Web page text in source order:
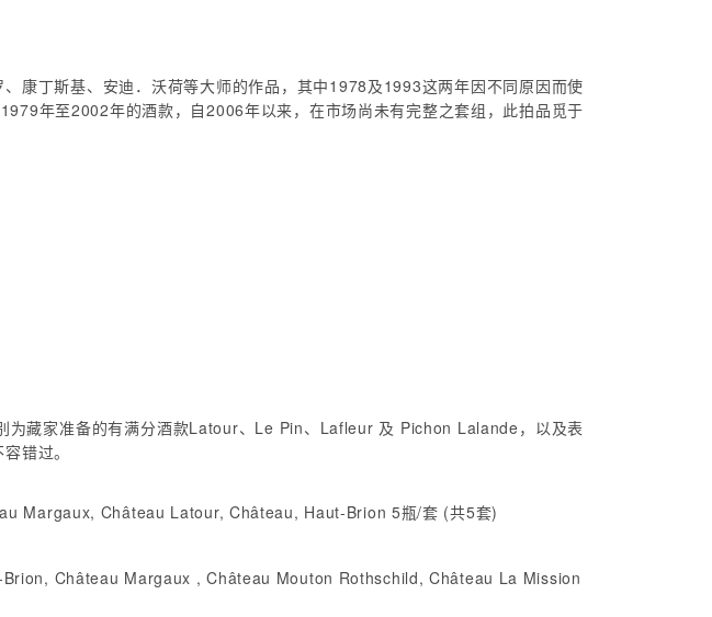
康丁斯基、安迪．沃荷等大师的作品，其中1978及1993这两年因不同原因而使
年至2002年的酒款，自2006年以来，在市场尚未有完整之套组，此拍品觅于
为藏家准备的有满分酒款Latour、Le Pin、Lafleur 及 Pichon Lalande，以及表
错过。
Margaux, Château Latour, Château, Haut-Brion 5瓶/套 (共5套)
Château Margaux , Château Mouton Rothschild, Château La Mission